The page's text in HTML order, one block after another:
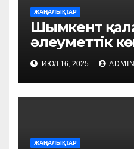
ЖАҢАЛЫҚТАР
Шымкент
әлеуметтік
үдерісі
«FSM Social»
жобасы іске
ИЮЛ 16, 2025 ADMIN
ЖАҢАЛЫҚТАР